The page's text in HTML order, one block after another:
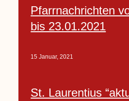
Pfarrnachrichten
bis 23.01.2021
15 Januar, 2021
St. Laurentius